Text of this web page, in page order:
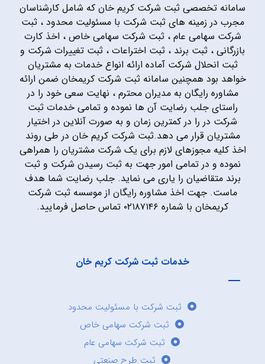
سامانه تخصصی ثبت شرکت کریم خان که شامل کارشناسان
مجرب در زمینه های ثبت شرکت با مسئولیت محدود ، ثبت
شرکت سهامی عام ، ثبت شرکت سهامی خاص ، اخذ کارت
بازرگانی ، ثبت برند ، ثبت اختراعات ، ثبت تغییرات شرکت و
ثبت انحلال شرکت آماده ارائه انواع خدمات به مشتریان
خواهد بود همچنین سامانه ثبت شرکت کریمخان ضمن ارائه
مشاوره رایگان به مدیران محترم ، نهایت سعی خود را در
راستای جلب رضایت آن ها نموده و تمامی خدمات ثبت
شرکت در را در کمترین زمان و به صورت آنلاین در اختیار
مشتریان قرار می دهد.ثبت شرکت کریم خان در طی روند
اخذ کلیه مجوزهای لازم برای یک شرکت مشتریان را همراهی
نموده و در تمامی امور جهت به ثبت رسیدن شرکت و ثبت
برند متقاضیان را یاری می نماید. جلب رضایت شما هدف
ماست. جهت اخذ مشاوره رایگان از موسسه ثبت شرکت
کریمخان با شماره ۰۲۱۸۷۱۴۶ تماس حاصل فرمایید.
خدمات ثبت شرکت کریم خان
ثبت شرکت با مسئولیت محدود
ثبت شرکت سهامی خاص
ثبت شرکت سهامی عام
ثبت طرح صنعتی